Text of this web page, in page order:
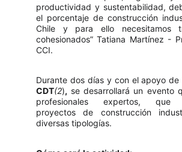
productividad y sustentabilidad,
el porcentaje de construcción
Chile y para ello necesitamos
cohesionados” Tatiana Martínez -
CCI.
Durante dos días y con el apoyo de
CDT(2), se desarrollará un evento
profesionales expertos, que
proyectos de construcción
diversas tipologías.